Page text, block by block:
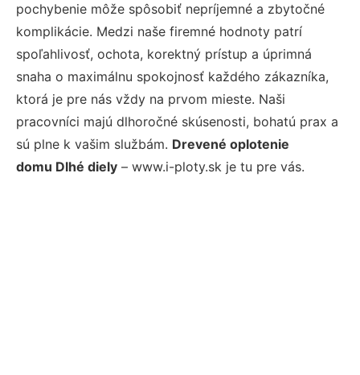
pochybenie môže spôsobiť nepríjemné a zbytočné
komplikácie. Medzi naše firemné hodnoty patrí
spoľahlivosť, ochota, korektný prístup a úprimná
snaha o maximálnu spokojnosť každého zákazníka,
ktorá je pre nás vždy na prvom mieste. Naši
pracovníci majú dlhoročné skúsenosti, bohatú prax a
sú plne k vašim službám. Drevené oplotenie
domu Dlhé diely – www.i-ploty.sk je tu pre vás.